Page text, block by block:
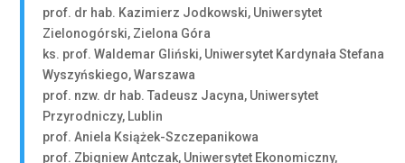
prof. dr hab. Kazimierz Jodkowski, Uniwersytet
Zielonogórski, Zielona Góra
ks. prof. Waldemar Gliński, Uniwersytet Kardynała Stefana
Wyszyńskiego, Warszawa
prof. nzw. dr hab. Tadeusz Jacyna, Uniwersytet
Przyrodniczy, Lublin
prof. Aniela Książek-Szczepanikowa
prof. Zbigniew Antczak, Uniwersytet Ekonomiczny,